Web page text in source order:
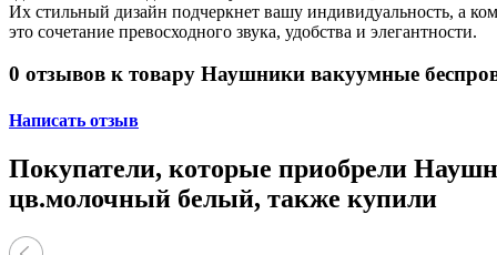
Их стильный дизайн подчеркнет вашу индивидуальность, а
это сочетание превосходного звука, удобства и элегантности.
0 отзывов к товару Наушники вакуумные
Написать отзыв
Покупатели, которые приобрели
цв.молочный белый, также купили